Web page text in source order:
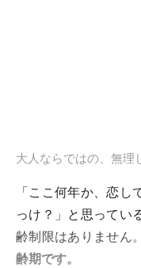
大人ならではの、無理
「ここ何年か、恋
っけ？」と思ってい
齢制限はありません
齢期です。